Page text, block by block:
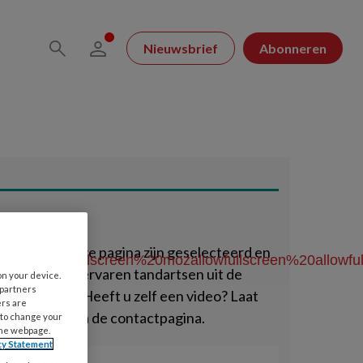
Nieuwsbrief Abonneren
video’s op deze pagina zijn geselecteerd en
door ervaren tandartsen uit de
van TP. Heeft u zelf een video? Laat
weten via de contactpagina.
your device.
are
change your
webpage.
Statement